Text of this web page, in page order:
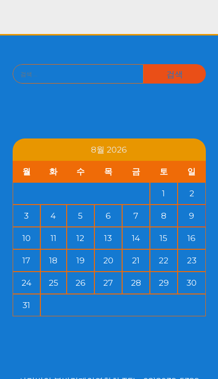
검
8월 2026
월 화 수 목 금 토 일
1 2
3 4 5 6 7 8 9
10 11 12 13 14 15 16
17 18 19 20 21 22 23
24 25 26 27 28 29 30
31